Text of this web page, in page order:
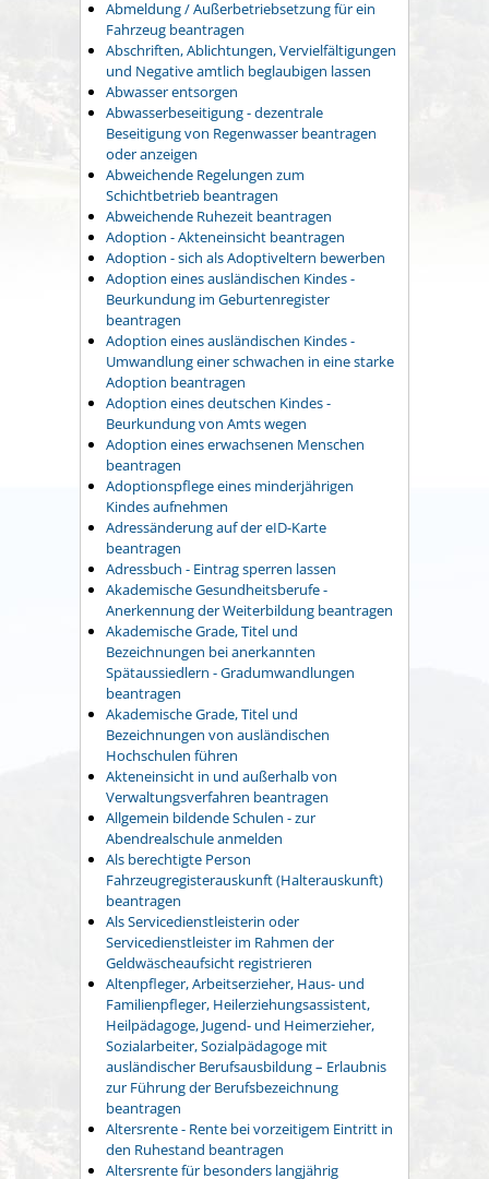
Abmeldung / Außerbetriebsetzung für ein
Fahrzeug beantragen
Abschriften, Ablichtungen, Vervielfältigungen
und Negative amtlich beglaubigen lassen
Abwasser entsorgen
Abwasserbeseitigung - dezentrale
Beseitigung von Regenwasser beantragen
oder anzeigen
Abweichende Regelungen zum
Schichtbetrieb beantragen
Abweichende Ruhezeit beantragen
Adoption - Akteneinsicht beantragen
Adoption - sich als Adoptiveltern bewerben
Adoption eines ausländischen Kindes -
Beurkundung im Geburtenregister
beantragen
Adoption eines ausländischen Kindes -
Umwandlung einer schwachen in eine starke
Adoption beantragen
Adoption eines deutschen Kindes -
Beurkundung von Amts wegen
Adoption eines erwachsenen Menschen
beantragen
Adoptionspflege eines minderjährigen
Kindes aufnehmen
Adressänderung auf der eID-Karte
beantragen
Adressbuch - Eintrag sperren lassen
Akademische Gesundheitsberufe -
Anerkennung der Weiterbildung beantragen
Akademische Grade, Titel und
Bezeichnungen bei anerkannten
Spätaussiedlern - Gradumwandlungen
beantragen
Akademische Grade, Titel und
Bezeichnungen von ausländischen
Hochschulen führen
Akteneinsicht in und außerhalb von
Verwaltungsverfahren beantragen
Allgemein bildende Schulen - zur
Abendrealschule anmelden
Als berechtigte Person
Fahrzeugregisterauskunft (Halterauskunft)
beantragen
Als Servicedienstleisterin oder
Servicedienstleister im Rahmen der
Geldwäscheaufsicht registrieren
Altenpfleger, Arbeitserzieher, Haus- und
Familienpfleger, Heilerziehungsassistent,
Heilpädagoge, Jugend- und Heimerzieher,
Sozialarbeiter, Sozialpädagoge mit
ausländischer Berufsausbildung – Erlaubnis
zur Führung der Berufsbezeichnung
beantragen
Altersrente - Rente bei vorzeitigem Eintritt in
den Ruhestand beantragen
Altersrente für besonders langjährig